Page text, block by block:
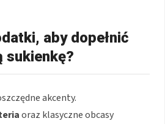
aby dopełnić
sukienkę?
akcenty.
oraz klasyczne obcasy